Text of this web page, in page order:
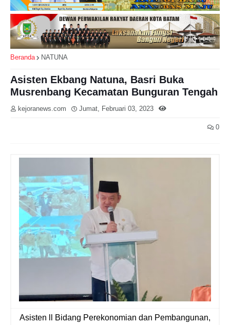
Beranda NATUNA
Asisten Ekbang Natuna, Basri Buka
Musrenbang Kecamatan Bunguran Tengah
kejoranews.com Jumat, Februari 03, 2023
0
Asisten ll Bidang Perekonomian dan Pembangunan,